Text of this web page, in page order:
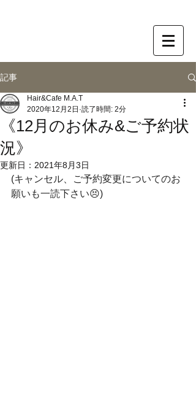
記事
《12月のお休み&ご予約状
況》
Hair&Cafe M.A.T
2020年12月2日 読了時間: 2分
更新日： 2021年8月3日
(キャンセル、ご予約変更についてのお
願いも一読下さい😣)﻿